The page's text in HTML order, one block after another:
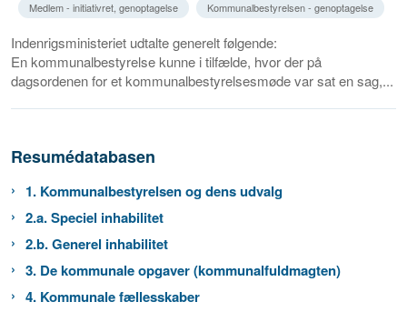
Medlem - initiativret, genoptagelse
Kommunalbestyrelsen - genoptagelse
Indenrigsministeriet udtalte generelt følgende:
En kommunalbestyrelse kunne i tilfælde, hvor der på
dagsordenen for et kommunalbestyrelsesmøde var sat en sag,...
Resumédatabasen
1. Kommunalbestyrelsen og dens udvalg
2.a. Speciel inhabilitet
2.b. Generel inhabilitet
3. De kommunale opgaver (kommunalfuldmagten)
4. Kommunale fællesskaber